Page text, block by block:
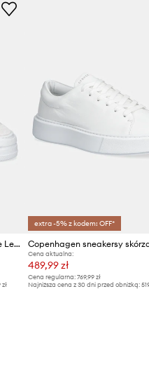
Copenhagen sneakersy skórzane Leather
extra -5% z kodem: OFF*
Cena aktualna:
489,99 zł
Cena regularna:769,99 zł
Najniższa cena z 30 dni przed obniżką: